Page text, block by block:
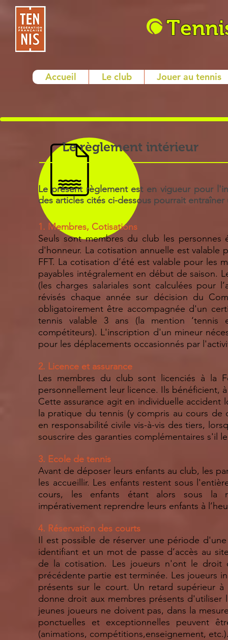
Accueil Le club Jouer au tennis
Le règlement intérieur
Le présent règlement est en vigueur pour
des articles cités ci-dessous pourrait entraîner
1. Membres, Cotisations
Seuls sont membres du club les
d'honneur. La cotisation annuelle est
FFT. La cotisation d’été est valable pour
payables intégralement en début de saison.
(les charges salariales sont calculées pour
révisés chaque année sur décision du
obligatoirement être accompagnée d'un
tennis valable 3 ans (la mention
compétiteurs). L'inscription d'un mineur
pour les déplacements occasionnés par
2. Licence et assurance
Les membres du club sont licenciés à la
personnellement leur licence. Ils bénéficient,
Cette assurance agit en individuelle
la pratique du tennis (y compris au cours
en responsabilité civile vis-à-vis des tiers,
souscrire des garanties complémentaires s'il
3. Ecole de tennis
Avant de déposer leurs enfants au club, les
les accueillir. Les enfants restent sous
cours, les enfants étant alors sous la
impérativement reprendre leurs enfants à
4. Réservation des courts
Il est possible de réserver une période
identifiant et un mot de passe d’accès au
de la cotisation. Les joueurs n'ont le
précédente partie est terminée. Les joueurs
présents sur le court. Un retard supérieur
donne droit aux membres présents d'utiliser
jeunes joueurs ne doivent pas, dans la
ponctuelles et exceptionnelles peuvent
(animations, compétitions,enseignement,